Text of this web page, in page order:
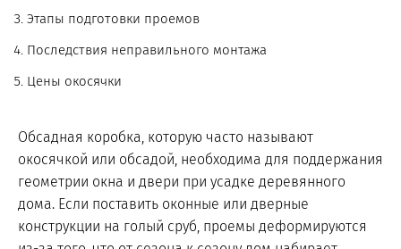
Этапы подготовки проемов
Последствия неправильного монтажа
Цены окосячки
Обсадная коробка, которую часто называют
окосячкой или обсадой, необходима для поддержания
геометрии окна и двери при усадке деревянного
дома. Если поставить оконные или дверные
конструкции на голый сруб, проемы деформируются